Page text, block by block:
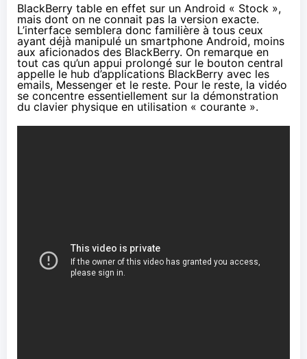
BlackBerry table en effet sur un Android « Stock »,
mais dont on ne connait pas la version exacte.
L’interface semblera donc familière à tous ceux
ayant déjà manipulé un smartphone Android, moins
aux aficionados des BlackBerry. On remarque en
tout cas qu’un appui prolongé sur le bouton central
appelle le hub d’applications BlackBerry avec les
emails, Messenger et le reste. Pour le reste, la vidéo
se concentre essentiellement sur la démonstration
du clavier physique en utilisation « courante ».